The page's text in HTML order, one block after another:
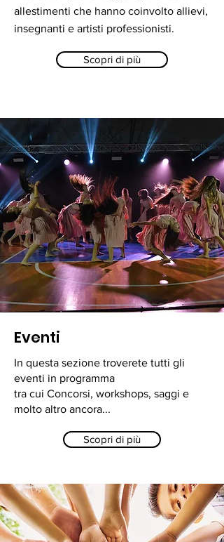
allestimenti che hanno coinvolto allievi,
insegnanti e artisti professionisti.
Scopri di più
Eventi
In questa sezione troverete tutti gli
eventi in programma
tra cui Concorsi, workshops, saggi e
molto altro ancora...
Scopri di più